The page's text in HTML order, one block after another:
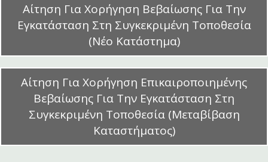
Αίτηση Για Χορήγηση Βεβαίωσης Για Την
Εγκατάσταση Στη Συγκεκριμένη Τοποθεσία
(Νέο Κατάστημα)
Αίτηση Για Χορήγηση Επικαιροποιημένης
Βεβαίωσης Για Την Εγκατάσταση Στη
Συγκεκριμένη Τοποθεσία (Μεταβίβαση
Καταστήματος)